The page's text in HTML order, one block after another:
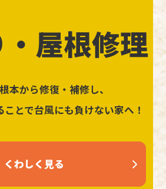
屋根修理
本から修復・補修し、
とで台風にも負けない家へ！
くわしく見る